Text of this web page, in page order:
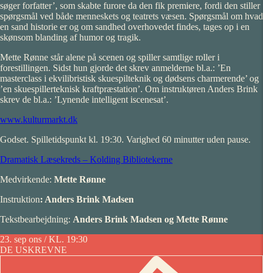
søger forfatter’, som skabte furore da den fik premiere, fordi den stiller
spørgsmål ved både menneskets og teatrets væsen. Spørgsmål om hvad
en sand historie er og om sandhed overhovedet findes, tages op i en
skønsom blanding af humor og tragik.
Mette Rønne står alene på scenen og spiller samtlige roller i
forestillingen. Sidst hun gjorde det skrev anmelderne bl.a.: ’En
masterclass i ekvilibristisk skuespilteknik og dødsens charmerende’ og
’en skuespillerteknisk kraftpræstation’. Om instruktøren Anders Brink
skrev de bl.a.: ’Lynende intelligent iscenesat’.
www.kulturmarkt.dk
Godset. Spilletidspunkt kl. 19:30. Varighed 60 minutter uden pause.
Dramatisk Læsekreds – Kolding Bibliotekerne
Medvirkende: Mette Rønne
Instruktion: Anders Brink Madsen
Tekstbearbejdning: Anders Brink Madsen og Mette Rønne
23. sep ons / KL. 19:30
DE USKREVNE